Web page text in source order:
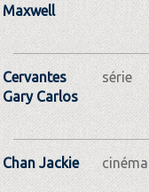
Maxwell
Cervantes
Gary Carlos
série
Chan Jackie cinéma